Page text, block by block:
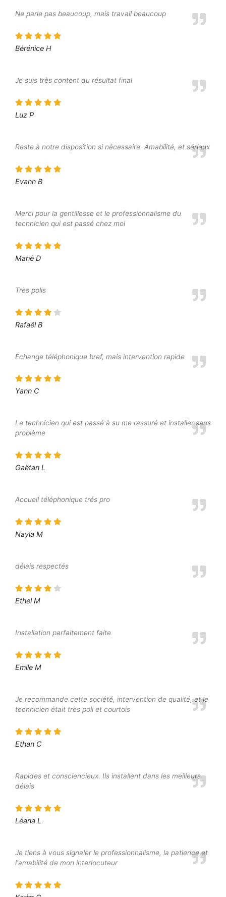
Ne parle pas beaucoup, mais travail beaucoup
Bérénice H
Je suis très content du résultat final
Luz P
Reste à notre disposition si nécessaire. Amabilité, et sérieux
Evann B
Merci pour la gentillesse et le professionnalisme du
technicien qui est passé chez moi
Mahé D
Très polis
Rafaël B
Échange téléphonique bref, mais intervention rapide
Yann C
Le technicien qui est passé à su me rassuré et installer sans
problème
Gaëtan L
Accueil téléphonique trés pro
Nayla M
délais respectés
Ethel M
Installation parfaitement faite
Emile M
Je recommande cette société, intervention de qualité, et le
technicien était très poli et courtois
Ethan C
Rapides et consciencieux. Ils installent dans les meilleurs
délais
Léana L
Je tiens à vous signaler le professionnalisme, la patience et
l'amabilité de mon interlocuteur